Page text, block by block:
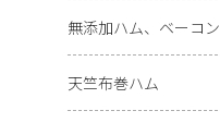
無添加ハム、ベーコン
天竺布巻ハム